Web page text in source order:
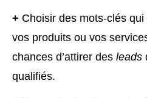
+ Choisir des mots-clés qui
vos produits ou vos
chances d’attirer des leads
qualifiés.